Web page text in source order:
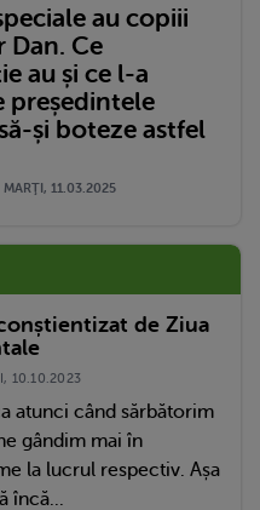
au copiii
Dan. Ce
au și ce l-a
președintele
și boteze astfel
MARŢI, 11.03.2025
de Ziua
10.10.2023
atunci când sărbătorim
gândim mai în
la lucrul respectiv. Așa
încă...